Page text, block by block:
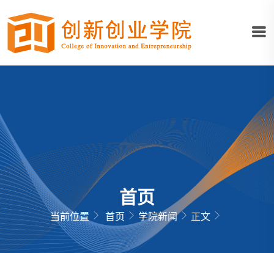
首页
当前位置 首页 学院新闻 正文